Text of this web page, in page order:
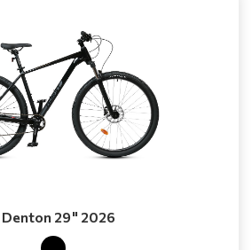
29" 2026